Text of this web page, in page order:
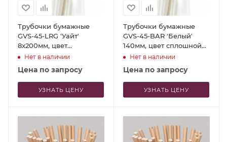
Трубочки бумажные
GVS-45-LRG 'Уайт'
8x200мм, цвет
сплошной белый, 150шт
Нет в наличии
Цена по запросу
УЗНАТЬ ЦЕНУ
Трубочки бумажные
GVS-45-BAR 'Белый'
140мм, цвет сплошной
белый, 250 шт
Нет в наличии
Цена по запросу
УЗНАТЬ ЦЕНУ